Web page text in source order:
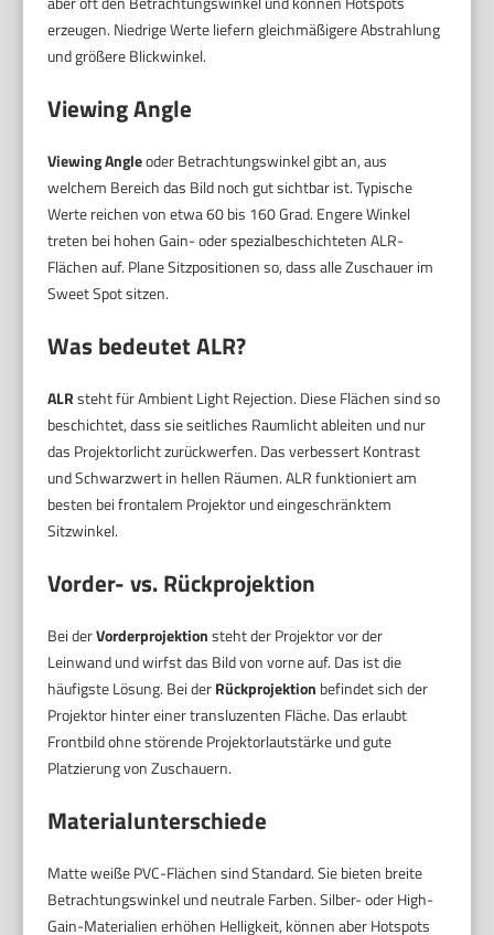
erzeugen. Niedrige Werte liefern gleichmäßigere Abstrahlung
und größere Blickwinkel.
Viewing Angle
Viewing Angleoder Betrachtungswinkel gibt an, aus
welchem Bereich das Bild noch gut sichtbar ist. Typische
Werte reichen von etwa 60 bis 160 Grad. Engere Winkel
treten bei hohen Gain- oder spezialbeschichteten ALR-
Flächen auf. Plane Sitzpositionen so, dass alle Zuschauer im
Sweet Spot sitzen.
Was bedeutet ALR?
ALRsteht für Ambient Light Rejection. Diese Flächen sind so
beschichtet, dass sie seitliches Raumlicht ableiten und nur
das Projektorlicht zurückwerfen. Das verbessert Kontrast
und Schwarzwert in hellen Räumen. ALR funktioniert am
besten bei frontalem Projektor und eingeschränktem
Sitzwinkel.
Vorder- vs. Rückprojektion
Bei derVorderprojektionsteht der Projektor vor der
Leinwand und wirfst das Bild von vorne auf. Das ist die
häufigste Lösung. Bei derRückprojektion befindet sich der
Projektor hinter einer transluzenten Fläche. Das erlaubt
Frontbild ohne störende Projektorlautstärke und gute
Platzierung von Zuschauern.
Materialunterschiede
Matte weiße PVC-Flächen sind Standard. Sie bieten breite
Betrachtungswinkel und neutrale Farben. Silber- oder High-
Gain-Materialien erhöhen Helligkeit, können aber Hotspots